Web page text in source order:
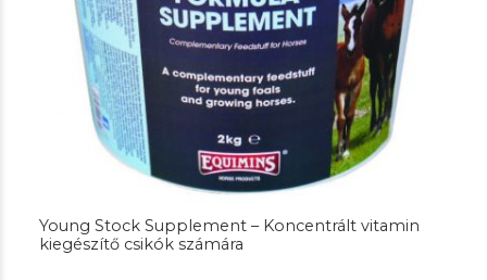
Young Stock Supplement – Koncentrált vitamin
kiegészítő csikók számára